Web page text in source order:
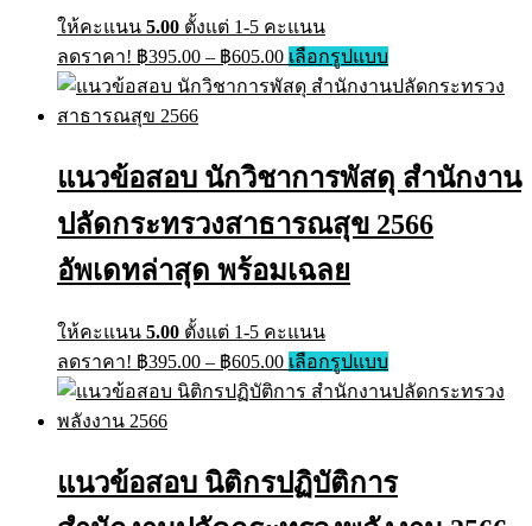
ให้คะแนน 5.00 ตั้งแต่ 1-5 คะแนน
ลดราคา! ฿395.00 – ฿605.00 เลือกรูปแบบ
แนวข้อสอบ นักวิชาการพัสดุ สำนักงาน
ปลัดกระทรวงสาธารณสุข 2566
อัพเดทล่าสุด พร้อมเฉลย
ให้คะแนน 5.00 ตั้งแต่ 1-5 คะแนน
ลดราคา! ฿395.00 – ฿605.00 เลือกรูปแบบ
แนวข้อสอบ นิติกรปฏิบัติการ